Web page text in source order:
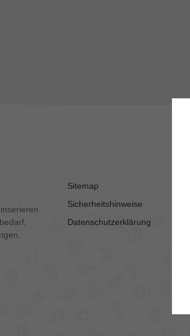
Sitemap
Sicherheitshinweise
Datenschutzerklärung